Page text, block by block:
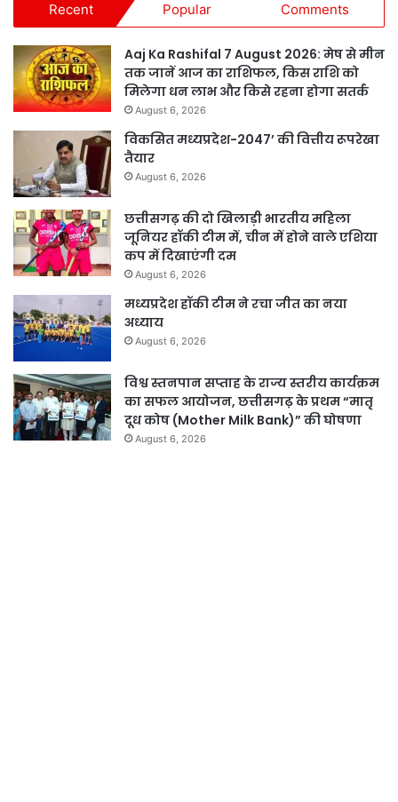
Recent Popular Comments
Aaj Ka Rashifal 7 August 2026: मेष से मीन
तक जानें आज का राशिफल, किस राशि को
मिलेगा धन लाभ और किसे रहना होगा सतर्क
August 6, 2026
विकसित मध्यप्रदेश-2047’ की वित्तीय रूपरेखा
तैयार
August 6, 2026
छत्तीसगढ़ की दो खिलाड़ी भारतीय महिला
जूनियर हॉकी टीम में, चीन में होने वाले एशिया
कप में दिखाएंगी दम
August 6, 2026
मध्यप्रदेश हॉकी टीम ने रचा जीत का नया
अध्याय
August 6, 2026
विश्व स्तनपान सप्ताह के राज्य स्तरीय कार्यक्रम
का सफल आयोजन, छत्तीसगढ़ के प्रथम “मातृ
दूध कोष (Mother Milk Bank)” की घोषणा
August 6, 2026